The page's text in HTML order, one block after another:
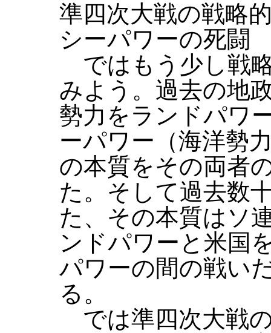
準四次大戦の戦略
シーパワーの死闘
ではもう少し戦
みよう。過去の地
勢力をランドパワ
ーパワー（海洋勢
の本質をその両者
た。そして過去数
た、その本質はソ
ンドパワーと米国
パワーの間の戦い
る。
では準四次大戦